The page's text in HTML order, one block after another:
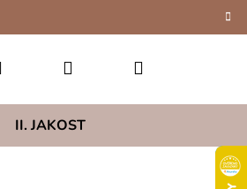
II. JAKOST
Hledat PřihlášeníNákupní